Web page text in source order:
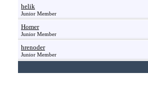
helik
Junior Member
Homer
Junior Member
hrenoder
Junior Member